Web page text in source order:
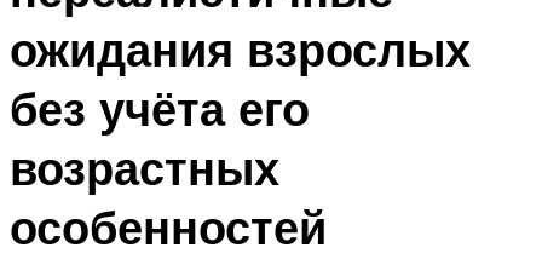
ожидания взрослых
без учёта его
возрастных
особенностей